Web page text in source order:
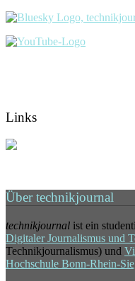
Links
Über technikjournal
technikjournal ist ein
Digitaler Journalismus und
Technikjournalismus) und
Hochschule Bonn-Rhein-